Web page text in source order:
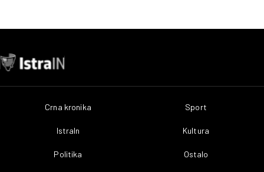
Crna kronika
IstraIn
Politika
Sport
Kultura
Ostalo